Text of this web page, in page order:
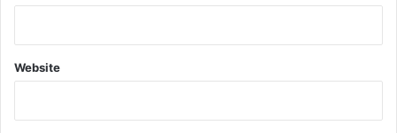
Website